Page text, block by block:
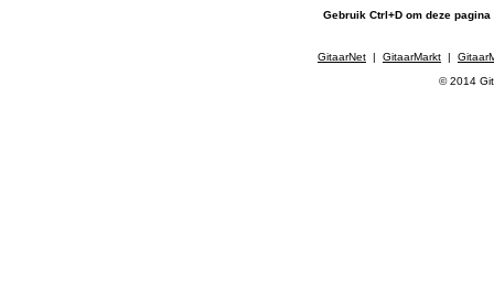
Gebruik Ctrl+D om deze
GitaarNet | GitaarMarkt |
© 2014